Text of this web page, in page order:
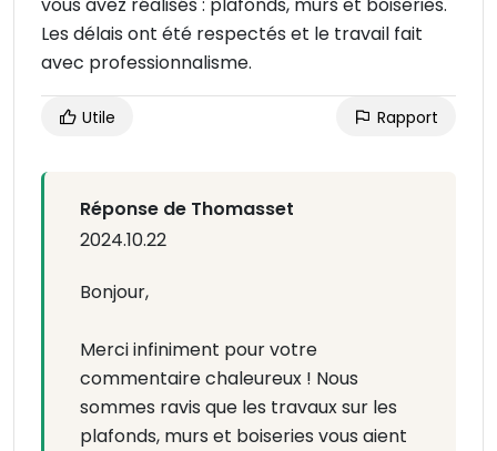
vous avez réalisés : plafonds, murs et boiseries.
Les délais ont été respectés et le travail fait
avec professionnalisme.
Utile Rapport
Réponse de Thomasset
2024.10.22
Bonjour,
Merci infiniment pour votre
commentaire chaleureux ! Nous
sommes ravis que les travaux sur les
plafonds, murs et boiseries vous aient